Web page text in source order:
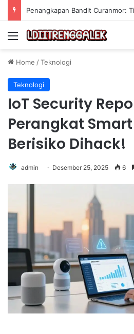
Menu
Home /Teknologi
Teknologi
IoT Security
Perangkat
Berisiko Dihack!
admin Desember 25, 2025 6